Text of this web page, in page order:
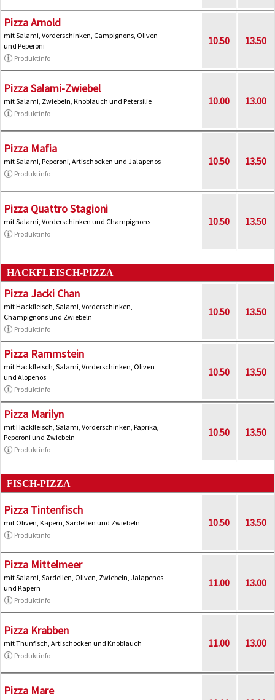
Pizza Arnold
mit Salami, Vorderschinken, Campignons, Oliven
und Peperoni
Produktinfo
10.50 13.50
Pizza Salami-Zwiebel
mit Salami, Zwiebeln, Knoblauch und Petersilie
Produktinfo
10.00 13.00
Pizza Mafia
mit Salami, Peperoni, Artischocken und Jalapenos
Produktinfo
10.50 13.50
Pizza Quattro Stagioni
mit Salami, Vorderschinken und Champignons
Produktinfo
10.50 13.50
HACKFLEISCH-PIZZA
Pizza Jacki Chan
mit Hackfleisch, Salami, Vorderschinken,
Champignons und Zwiebeln
Produktinfo
10.50 13.50
Pizza Rammstein
mit Hackfleisch, Salami, Vorderschinken, Oliven
und Alopenos
Produktinfo
10.50 13.50
Pizza Marilyn
mit Hackfleisch, Salami, Vorderschinken, Paprika,
Peperoni und Zwiebeln
Produktinfo
10.50 13.50
FISCH-PIZZA
Pizza Tintenfisch
mit Oliven, Kapern, Sardellen und Zwiebeln
Produktinfo
10.50 13.50
Pizza Mittelmeer
mit Salami, Sardellen, Oliven, Zwiebeln, Jalapenos
und Kapern
Produktinfo
11.00 13.00
Pizza Krabben
mit Thunfisch, Artischocken und Knoblauch
Produktinfo
11.00 13.00
Pizza Mare